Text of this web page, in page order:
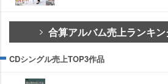
合算アルバム売上ランキ
CDシングル売上TOP3作品